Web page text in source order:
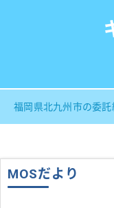
福岡県北九州市の委
MOSだより